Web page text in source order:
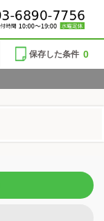
保存した条件 0